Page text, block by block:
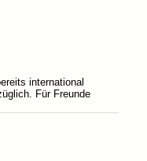
international
Für Freunde